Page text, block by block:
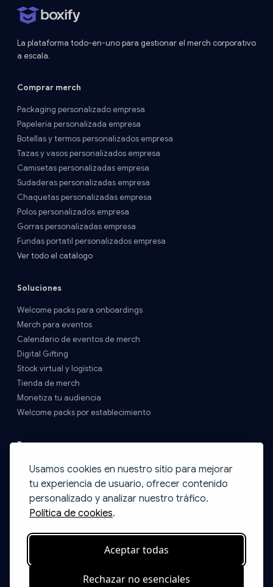
Usamos cookies en nuestro sitio para mejorar
tu experiencia de usuario, ofrecer contenido
personalizado y analizar nuestro tráfico.
Política de cookies.
Aceptar todas
Rechazar no esenciales
La plataforma todo-en-uno para gestionar el merch corporativo
a escala.
Comprar merch
Packaging personalizado empresa
Papelería personalizada empresa
Botellas y termos personalizados empresa
Tazas y vasos personalizados empresa
Camisetas personalizadas empresa
Sudaderas personalizadas empresa
Chaquetas personalizadas empresa
Polos personalizados empresa
Gorras personalizadas empresa
Fundas portatil personalizados empresa
Ver todo el catálogo
Soluciones
Welcome packs para onboardings
Merch para eventos
Calendario de eventos de merch
Digital Gifting
Stock virtual y logística
Tienda de merch
Monetiza tu audiencia
Welcome packs por establecimiento
Recursos
Precios y Envíos
FAQs
Contacto
Blog
Catálogo Print on Demand